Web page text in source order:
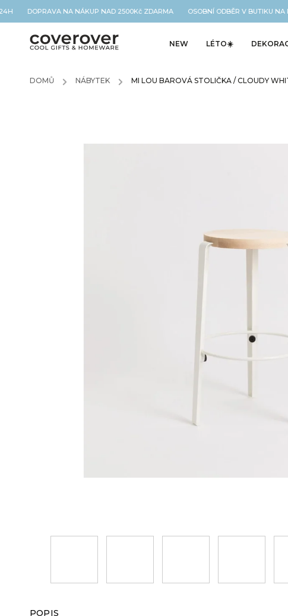
DOPRAVA NA NÁKUP NAD 2500Kč ZDARMA OSOBNÍ ODBĚR V BUTIKU NA
NEW LÉTO☀️
DOMŮ / NÁBYTEK / MI LOU BAROVÁ STOLIČKA / CLOUDY
POPIS